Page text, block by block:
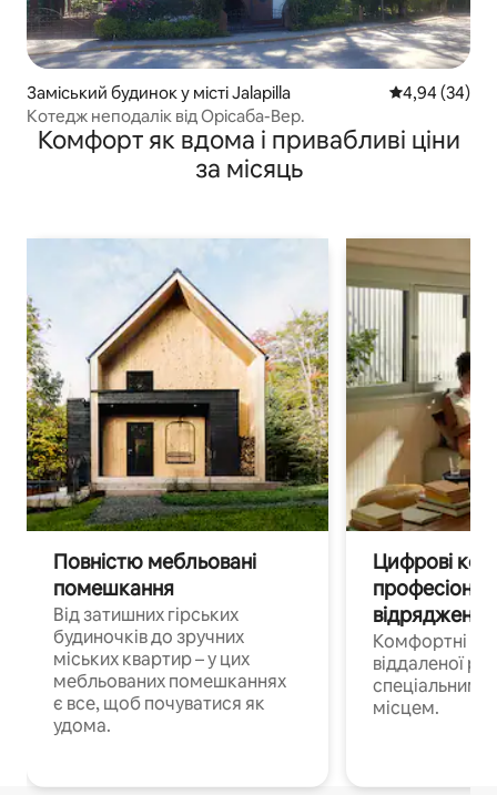
Заміський будинок у місті Jalapilla Середня
4,94 (34)
Котедж неподалік від Орісаба-Вер.
Комфорт як вдома і привабливі ціни
за місяць
Повністю мебльовані
помешкання
Від затишних гірських
будиночків до зручних
міських квартир – у цих
мебльованих помешканнях
є все, щоб почуватися як
удома.
Цифрові
Комфортні
віддаленої
спеціальним
місцем.